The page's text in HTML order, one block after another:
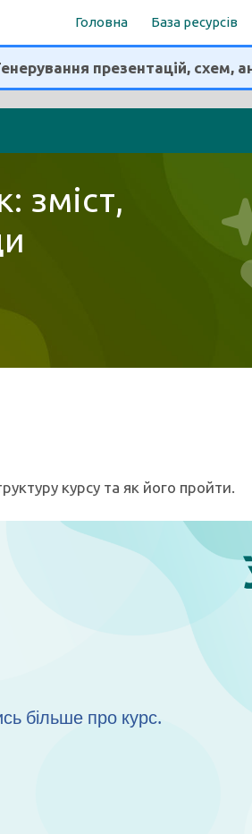
Головна База ресурсів
презентацій, схем,
зміст,
курсу та як його пройти.